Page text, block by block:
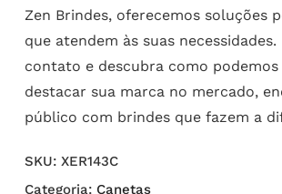
Zen Brindes, oferecemos soluções
que atendem às suas
contato e descubra como podemos
destacar sua marca no mercado,
público com brindes que fazem a
SKU: XER143C
Categoria: Canetas